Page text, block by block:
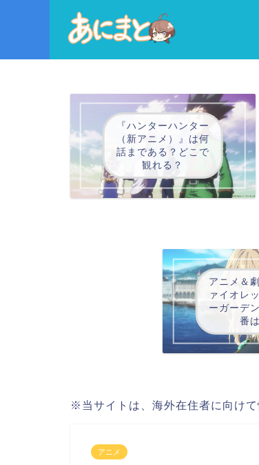
『ハンターハンター
（新アニメ）』は何
話まである？どこで
観れる？
アニメ＆
ァイオレ
ーガーデ
番
※当サイトは、海外在住者に向けて
アニメ